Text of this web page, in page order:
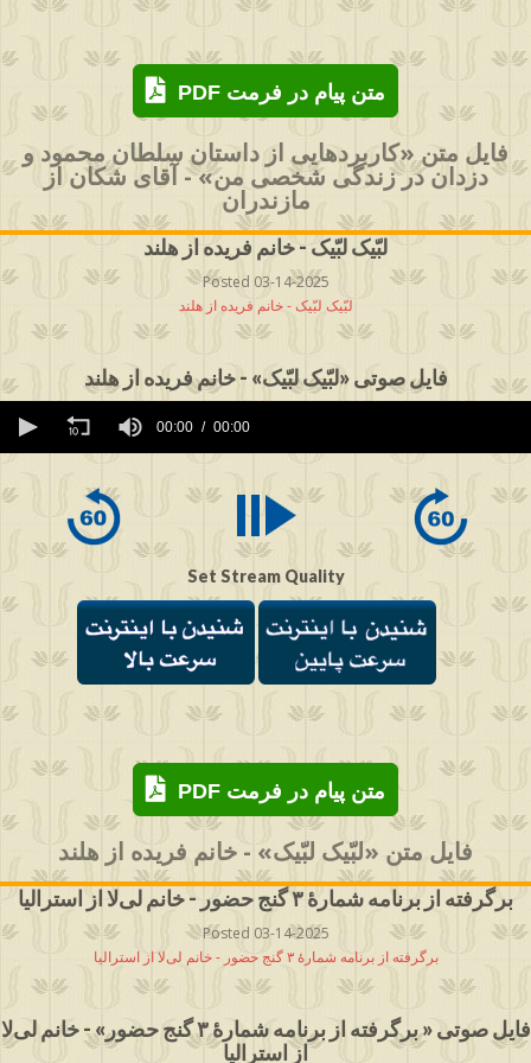
PDF متن پیام در فرمت
فایل متن «کاربردهایی از داستان سلطان محمود و
دزدان در زندگی شخصی من» - آقای شکان از
مازندران
لبّیک لبّیک - خانم فریده از هلند
Posted 03-14-2025
لبّیک لبّیک - خانم فریده از هلند
فایل صوتی «لبّیک لبّیک» - خانم فریده از هلند
seconds
seconds
00:00 00:00
Set Stream Quality
PDF متن پیام در فرمت
فایل متن «لبّیک لبّیک» - خانم فریده از هلند
برگرفته از برنامه شمارۀ ۳ گنج حضور - خانم لی‌لا از استرالیا
Posted 03-14-2025
برگرفته از برنامه شمارۀ ۳ گنج حضور - خانم لی‌لا از استرالیا
فایل صوتی « برگرفته از برنامه شمارۀ ۳ گنج حضور» - خانم لی‌لا
از استرالیا